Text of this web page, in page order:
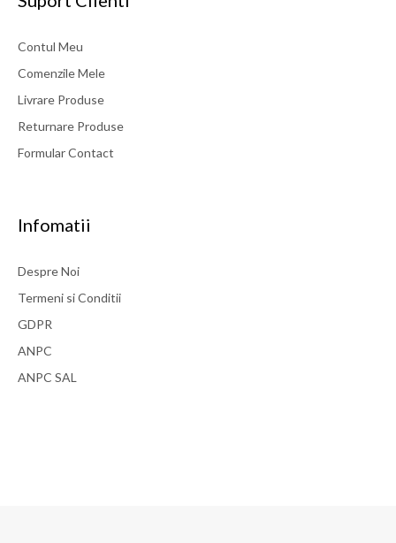
Contul Meu
Comenzile Mele
Livrare Produse
Returnare Produse
Formular Contact
Infomatii
Despre Noi
Termeni si Conditii
GDPR
ANPC
ANPC SAL